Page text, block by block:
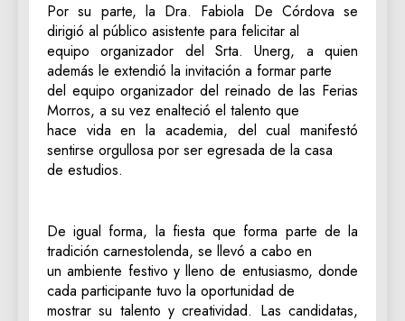
Por su parte, la Dra. Fabiola De Córdova se
dirigió al público asistente para felicitar al
equipo organizador del Srta. Unerg, a quien
además le extendió la invitación a formar parte
del equipo organizador del reinado de las Ferias
Morros, a su vez enalteció el talento que
hace vida en la academia, del cual manifestó
sentirse orgullosa por ser egresada de la casa
de estudios.
De igual forma, la fiesta que forma parte de la
tradición carnestolenda, se llevó a cabo en
un ambiente festivo y lleno de entusiasmo, donde
cada participante tuvo la oportunidad de
mostrar su talento y creatividad. Las candidatas,